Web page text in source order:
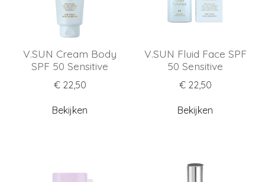
V.SUN Cream Body
SPF 50 Sensitive
€ 22,50
Bekijken
V.SUN Fluid Face SPF
50 Sensitive
€ 22,50
Bekijken